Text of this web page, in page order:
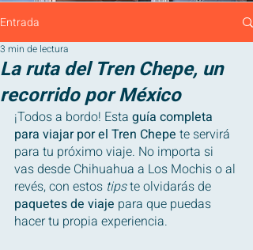
Entrada
La ruta del Tren Chepe, un
recorrido por México
3 min de lectura
¡Todos a bordo! Esta guía completa
para viajar por el Tren Chepe te servirá
para tu próximo viaje. No importa si
vas desde Chihuahua a Los Mochis o al
revés, con estos tips te olvidarás de
paquetes de viaje para que puedas
hacer tu propia experiencia.